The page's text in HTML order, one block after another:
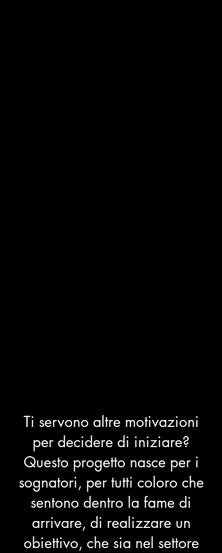
Ti servono altre motivazioni
per decidere di iniziare?
Questo progetto nasce per i
sognatori, per tutti coloro che
sentono dentro la fame di
arrivare, di realizzare un
obiettivo, che sia nel settore